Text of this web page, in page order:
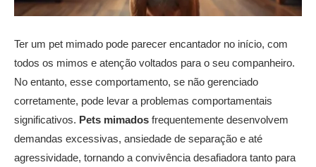
Ter um pet mimado pode parecer encantador no início, com
todos os mimos e atenção voltados para o seu companheiro.
No entanto, esse comportamento, se não gerenciado
corretamente, pode levar a problemas comportamentais
significativos. Pets mimados frequentemente desenvolvem
demandas excessivas, ansiedade de separação e até
agressividade, tornando a convivência desafiadora tanto para